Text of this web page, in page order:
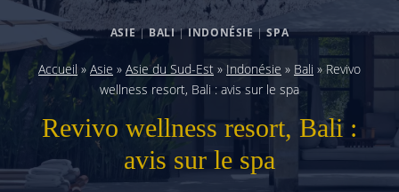
ASIE|BALI|INDONÉSIE|SPA
Accueil » Asie » Asie du Sud-Est » Indonésie » Bali » Revivo
wellness resort, Bali : avis sur le spa
Revivo wellness resort, Bali :
avis sur le spa